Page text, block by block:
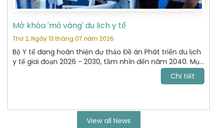
Mở khóa 'mỏ vàng' du lịch y tế
Thứ 2, Ngày 13 tháng 07 năm 2026
Bộ Y tế đang hoàn thiện dự thảo Đề án Phát triển du lịch
y tế giai đoạn 2026 - 2030, tầm nhìn đến năm 2040. Mục
tiêu tới năm 2030, VN trở thành điểm đến chăm sóc sức
khỏe uy tín, cạnh tranh trong khu vực Đông Nam Á và
Chi tiết
View all News